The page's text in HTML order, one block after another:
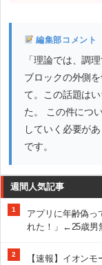
編集部コメント
「理論では、調
ブロックの外側
て。この話題は
た。 この件につ
していく必要が
です。
週間人気記事
1
アプリに年齢偽っ
れた！」←25歳男
2
【速報】イオン